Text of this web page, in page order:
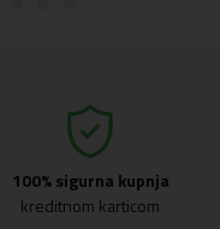
100% sigurna kupnja
kreditnom karticom